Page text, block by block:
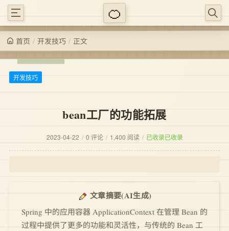
首页 / 开发技巧 / 正文
开发技巧
bean工厂的功能拓展
2023-04-22 / 0 评论 / 1,400 阅读 / 已收录已收录
文章摘要(AI生成)
Spring 中的应用容器 ApplicationContext 在管理 Bean 的
过程中提供了更多的功能和灵活性，与传统的 Bean 工